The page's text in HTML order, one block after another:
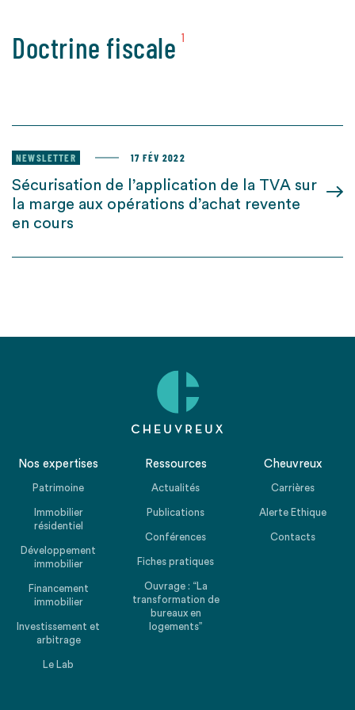
Doctrine fiscale 1
NEWSLETTER 17 FÉV 2022
Sécurisation de l’application de la TVA sur
la marge aux opérations d’achat revente
en cours
Nos expertises
Patrimoine
Immobilier
résidentiel
Développement
immobilier
Financement
immobilier
Investissement et
arbitrage
Le Lab
Ressources
Actualités
Publications
Conférences
Fiches pratiques
Ouvrage : “La
transformation de
bureaux en
logements”
Cheuvreux
Carrières
Alerte Ethique
Contacts